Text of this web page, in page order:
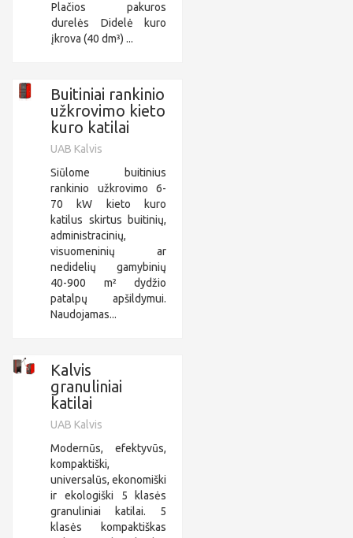
Plačios pakuros
durelės Didelė kuro
įkrova (40 dm³) ...
Buitiniai rankinio
užkrovimo kieto
kuro katilai
UAB Kalvis
Siūlome buitinius
rankinio užkrovimo 6-
70 kW kieto kuro
katilus skirtus buitinių,
administracinių,
visuomeninių ar
nedidelių gamybinių
40-900 m² dydžio
patalpų apšildymui.
Naudojamas...
Kalvis
granuliniai
katilai
UAB Kalvis
Modernūs, efektyvūs,
kompaktiški,
universalūs, ekonomiški
ir ekologiški 5 klasės
granuliniai katilai. 5
klasės kompaktiškas